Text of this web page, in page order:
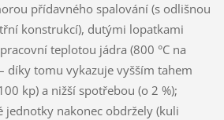
přídavného spalování (s odlišnou
konstrukcí), dutými lopatkami
teplotou jádra (800 °C na
díky tomu vykazuje vyšším tahem
kp) a nižší spotřebou (o 2 %);
jednotky nakonec obdržely (kuli